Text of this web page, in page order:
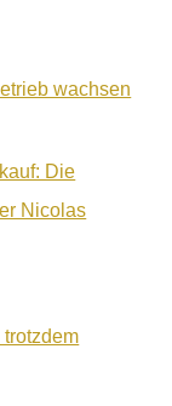
wachsen
Die
Nicolas